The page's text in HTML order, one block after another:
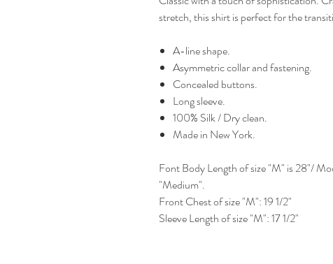
stretch, this shirt is perfect for the
A-line shape.
Asymmetric collar and fastening.
Concealed buttons.
Long sleeve.
100% Silk / Dry clean.
Made in New York.
Font Body Length of size "M" is 28"/
"Medium".
Front Chest of size "M": 19 1/2"
Sleeve Length of size "M": 17 1/2"